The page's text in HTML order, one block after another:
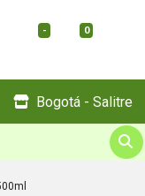
- 0
Bogotá - Salitre